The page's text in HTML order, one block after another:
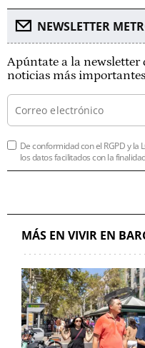
NEWSLETTER
Apúntate a la
noticias más
De conformidad con el RGPD y la
los datos facilitados con la
MÁS EN VIVIR EN